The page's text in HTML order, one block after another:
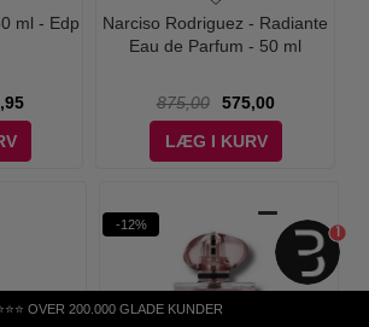
OVER 200.000 GLADE KUNDER
ml - Edp
Narciso Rodriguez - Radiante
Eau de Parfum - 50 ml
875,00
575,00
LÆG I KURV
-12% 1